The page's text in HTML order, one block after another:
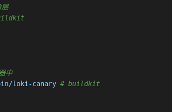
中
loki-canary # buildkit